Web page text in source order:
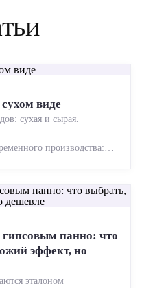
виде
сухая и сырая.
производства:
панно: что
эффект, но
эталоном